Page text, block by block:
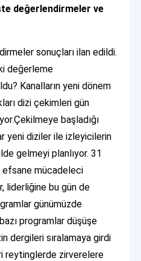
değerlendirmeler ve
sonuçları ilan edildi.
değerleme
Kanalların yeni dönem
dizi çekimleri gün
başladığı
yeni diziler ile izleyicilerin
gelmeyi planlıyor. 31
efsane mücadeleci
liderliğine bu gün de
günümüzde
programlar düşüşe
dergileri sıralamaya girdi
reytinglerde zirverelere